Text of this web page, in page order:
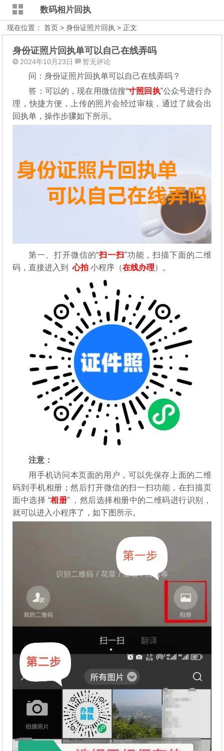
数码相片回执
现在位置：首页 >身份证照片回执 > 正文
身份证照片回执单可以自己在线弄吗
2024年10月23日 暂无评论
问：身份证照片回执单可以自己在线弄吗？
答：可以的，现在用微信搜“寸照回执”公众号进行办
理，快捷方便，上传的照片会经过审核，通过了就会出
回执单，操作步骤如下所示。
第一、打开微信的“扫一扫”功能，扫描下面的二维
码，直接进入到心拍 小程序（在线办理）。
注意：
用手机访问本页面的用户，可以先保存上面的二维
码到手机相册；然后打开微信的扫一扫功能，在扫描页
面中选择 “相册” ，然后选择相册中的二维码进行识别，
就可以进入小程序了，如下图所示。